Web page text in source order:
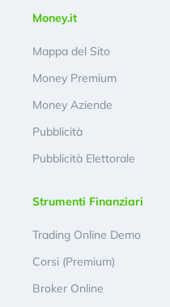
Money.it
Mappa del Sito
Money Premium
Money Aziende
Pubblicità
Pubblicità Elettorale
Strumenti Finanziari
Trading Online Demo
Corsi (Premium)
Broker Online